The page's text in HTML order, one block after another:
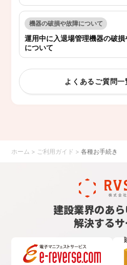
機器の破損や故障について
運用中に入退場管理機器の破
について
よくあるご質問一
ホーム > ご利用ガイド >各種お手続き
建設業界のあ
解決する